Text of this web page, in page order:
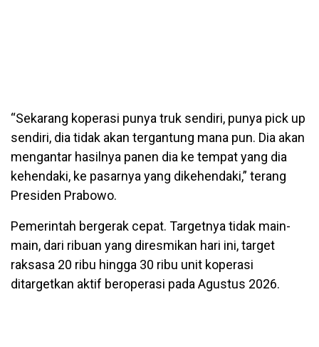
“Sekarang koperasi punya truk sendiri, punya pick up
sendiri, dia tidak akan tergantung mana pun. Dia akan
mengantar hasilnya panen dia ke tempat yang dia
kehendaki, ke pasarnya yang dikehendaki,” terang
Presiden Prabowo.
Pemerintah bergerak cepat. Targetnya tidak main-
main, dari ribuan yang diresmikan hari ini, target
raksasa 20 ribu hingga 30 ribu unit koperasi
ditargetkan aktif beroperasi pada Agustus 2026.